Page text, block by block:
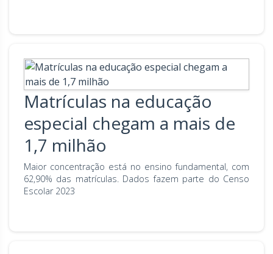
Matrículas na educação
especial chegam a mais de
1,7 milhão
Maior concentração está no ensino fundamental, com
62,90% das matrículas. Dados fazem parte do Censo
Escolar 2023